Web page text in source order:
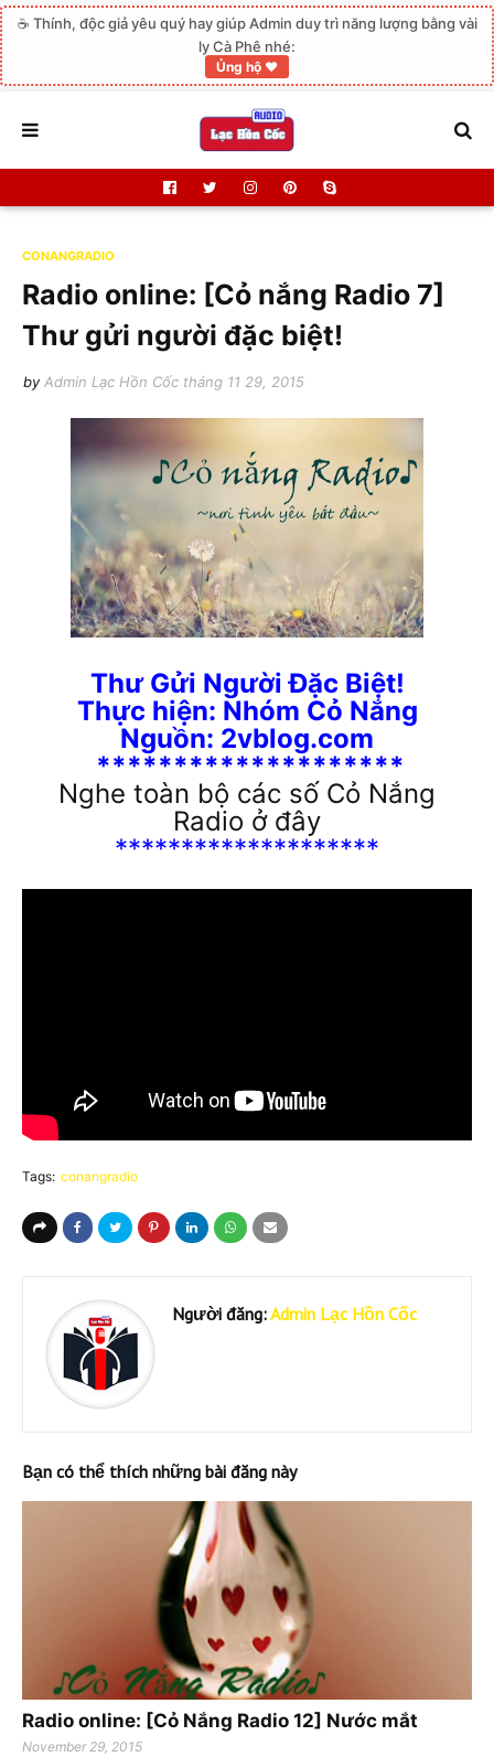
☕ Thính, độc giả yêu quý hay giúp Admin duy trì năng lượng bằng vài
ly Cà Phê nhé:
Ủng hộ ❤️
CONANGRADIO
Radio online: [Cỏ nắng Radio 7]
Thư gửi người đặc biệt!
by Admin Lạc Hồn Cốc tháng 11 29, 2015
Thư Gửi Người Đặc Biệt!
Thực hiện: Nhóm Cỏ Nắng
Nguồn: 2vblog.com
********************
Nghe toàn bộ các số Cỏ Nắng
Radio ở đây
********************
Tags: conangradio
Người đăng:Admin Lạc Hồn Cốc
Bạn có thể thích những bài đăng này
Radio online: [Cỏ Nắng Radio 12] Nước mắt
November 29, 2015